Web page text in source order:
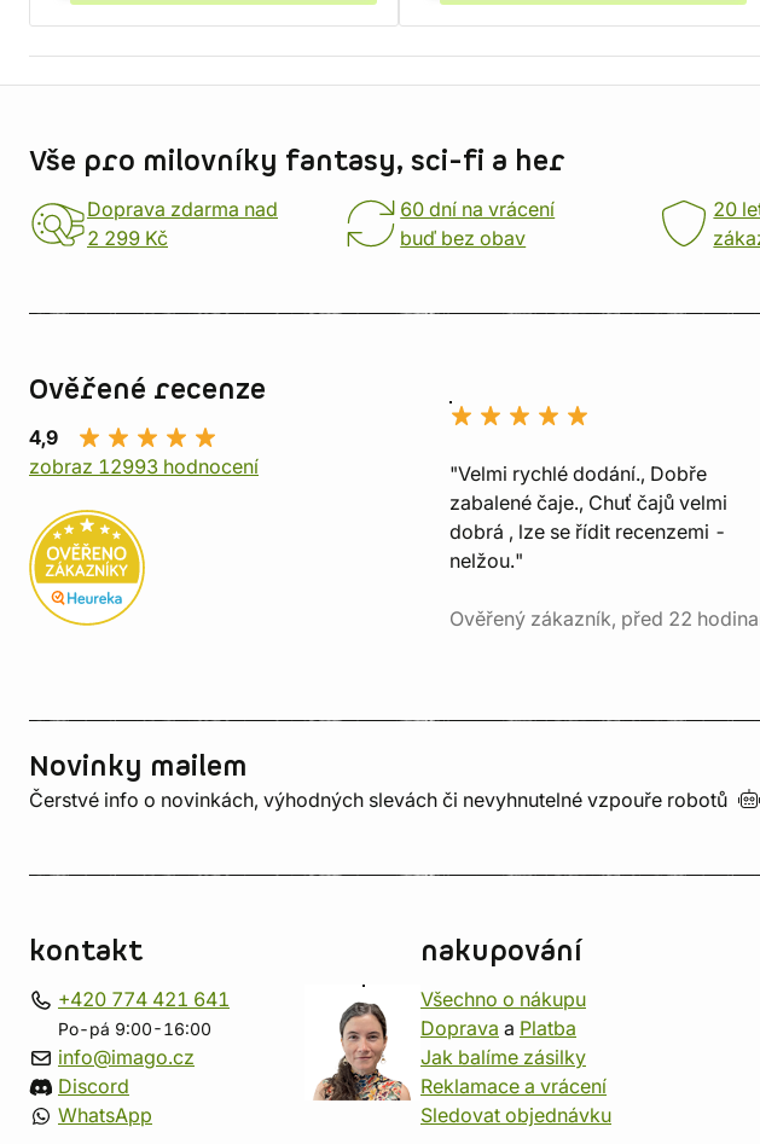
Vše pro milovníky fantasy, sci-fi a her
Doprava zdarma nad
2 299 Kč
60 dní na vrácení
buď bez obav
20
Ověřené recenze
4,9
zobraz 12993 hodnocení
"Velmi rychlé dodání., Dobře
zabalené čaje., Chuť čajů velmi
dobrá , lze se řídit recenzemi -
nelžou."
Ověřený zákazník, před 22
Novinky mailem
Čerstvé info o novinkách, výhodných slevách či nevyhnutelné vzpouře robotů
kontakt
+420 774 421 641
Po-pá 9:00-16:00
info@imago.cz
Discord
WhatsApp
nakupování
Všechno o nákupu
Doprava a Platba
Jak balíme zásilky
Reklamace a vrácení
Sledovat objednávku